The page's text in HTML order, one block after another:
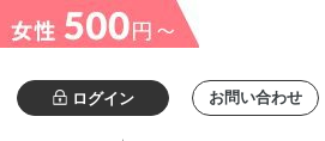
ログイン お問い合わせ